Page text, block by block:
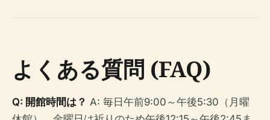
よくある質問 (FAQ)
Q: 開館時間は？ A: 毎日午前9:00～午後5:30（月曜